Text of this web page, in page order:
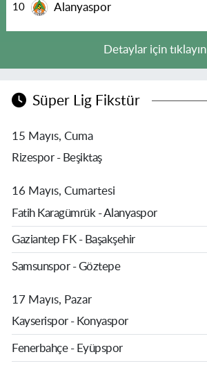
10 Alanyaspor
Detaylar için tıklayın
Süper Lig Fikstür
15 Mayıs, Cuma
Rizespor - Beşiktaş
16 Mayıs, Cumartesi
Fatih Karagümrük - Alanyaspor
Gaziantep FK - Başakşehir
Samsunspor - Göztepe
17 Mayıs, Pazar
Kayserispor - Konyaspor
Fenerbahçe - Eyüpspor